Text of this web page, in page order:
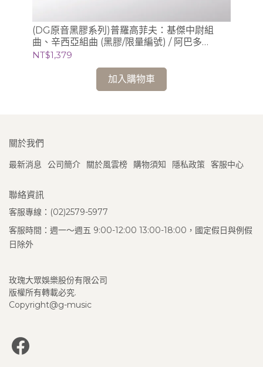
(DG原音黑膠系列)普羅高菲夫：基傑中尉組
曲、辛西亞組曲 (黑膠/限量編號) / 阿巴多
Claudio Abbado (指揮) 芝加哥交響樂團
NT$1,379
加入購物車
關於我們
最新消息 公司簡介 關於風雲榜 購物須知 隱私政策 客服中心
聯絡資訊
客服專線：(02)2579-5977
客服時間：週一～週五 9:00-12:00 13:00-18:00，國定假日與例假
日除外
玫瑰大眾娛樂股份有限公司
版權所有轉載必究.
Copyright@g-music